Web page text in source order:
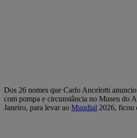
Dos 26 nomes que Carlo Ancelotti
com pompa e circunstância no Museu do
Janeiro, para levar ao Mundial 2026, ficou